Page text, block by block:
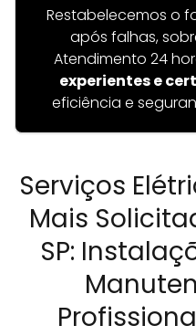
Restabelecemos o
após falhas,
Atendimento 24
experientes e
eficiência e
Serviços
Mais
SP: